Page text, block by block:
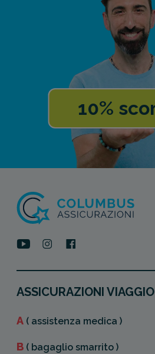
10%
ASSICURAZIONI VIAGGIO
A ( assistenza medica )
B ( bagaglio smarrito )